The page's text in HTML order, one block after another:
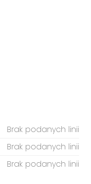
Brak podanych linii
Brak podanych linii
Brak podanych linii